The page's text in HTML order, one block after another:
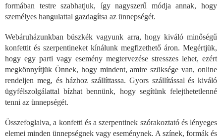
y
í
á
s
e
l
e
m
e
formában testre szabhatjuk, így nagyszerű módja annak, hogy
személyes hangulattal gazdagítsa az ünnepségét.
Webáruházunkban büszkék vagyunk arra, hogy kiváló minőségű
konfettit és szerpentineket kínálunk megfizethető áron. Megértjük,
hogy egy parti vagy esemény megtervezése stresszes lehet, ezért
megkönnyítjük Önnek, hogy mindent, amire szüksége van, online
rendeljen meg, és házhoz szállíttassa. Gyors szállítással és kiváló
ügyfélszolgálattal bízhat bennünk, hogy segítünk felejthetetlenné
tenni az ünnepségét.
Összefoglalva, a konfetti és a szerpentinek szórakoztató és lényeges
elemei minden ünnepségnek vagy eseménynek. A színek, formák és